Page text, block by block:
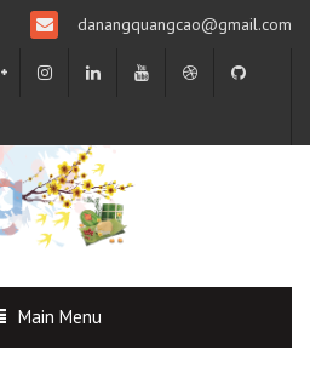
danangquangcao@gmail.com
Main Menu